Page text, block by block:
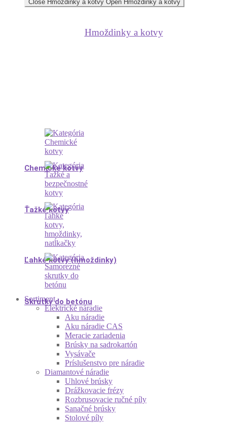
Close Hmoždinky a kotvy Open Hmoždinky a kotvy
Hmoždinky a kotvy
Chemické kotvy
Ťažké kotvy
Ľahké kotvy (hmoždinky)
Skrutky do betónu
Sortiment
Elektrické náradie
Aku náradie
Aku náradie CAS
Meracie zariadenia
Brúsky na sadrokartón
Vysávače
Príslušenstvo pre náradie
Diamantové náradie
Uhlové brúsky
Drážkovacie frézy
Rozbrusovacie ručné píly
Sanačné brúsky
Stolové píly